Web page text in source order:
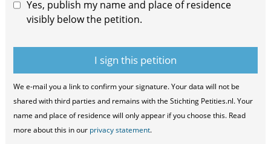
Yes, publish my name and place of residence
visibly below the petition.
We e-mail you a link to confirm your signature. Your data will not be
shared with third parties and remains with the Stichting Petities.nl. Your
name and place of residence will only appear if you choose this. Read
more about this in our privacy statement.